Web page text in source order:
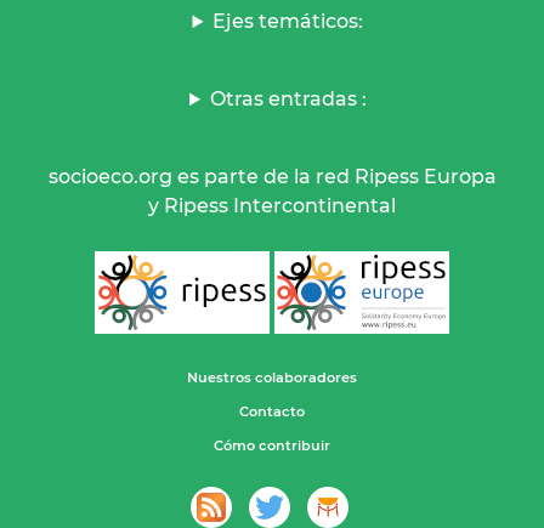
Ejes temáticos:
Otras entradas :
socioeco.org es parte de la red Ripess Europa
y Ripess Intercontinental
Nuestros colaboradores
Contacto
Cómo contribuir